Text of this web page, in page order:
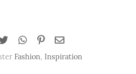
Fashion, Inspiration